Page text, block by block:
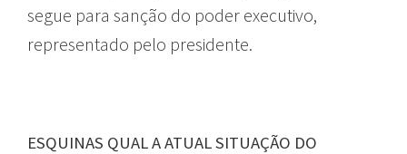
segue para sanção do poder executivo,
representado pelo presidente.
ESQUINAS QUAL A ATUAL SITUAÇÃO DO